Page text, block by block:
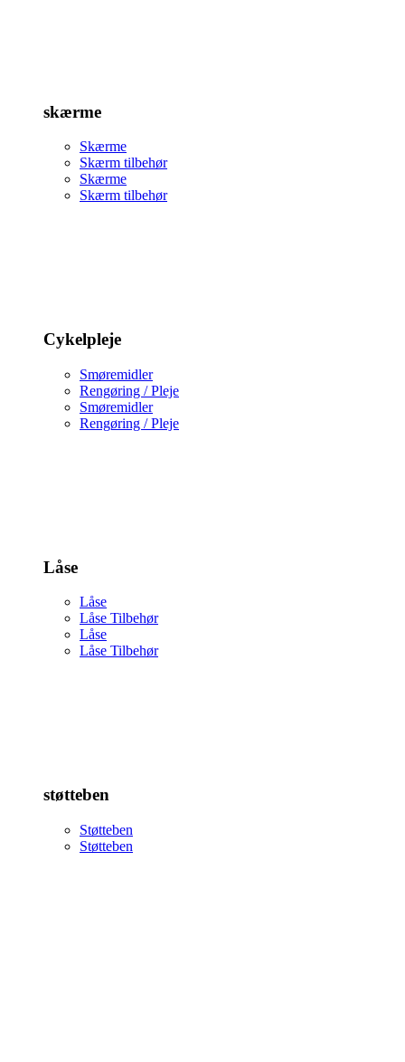
skærme
Skærme
Skærm tilbehør
Skærme
Skærm tilbehør
Cykelpleje
Smøremidler
Rengøring / Pleje
Smøremidler
Rengøring / Pleje
Låse
Låse
Låse Tilbehør
Låse
Låse Tilbehør
støtteben
Støtteben
Støtteben